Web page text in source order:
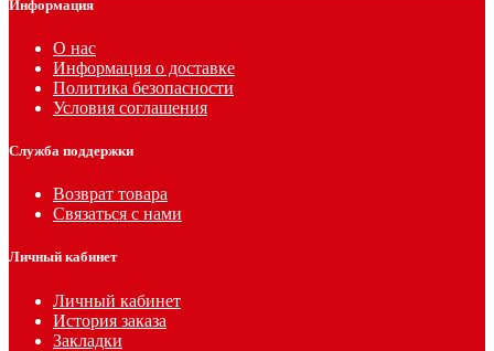
Информация
О нас
Информация о доставке
Политика безопасности
Условия соглашения
Служба поддержки
Возврат товара
Связаться с нами
Личный кабинет
Личный кабинет
История заказа
Закладки